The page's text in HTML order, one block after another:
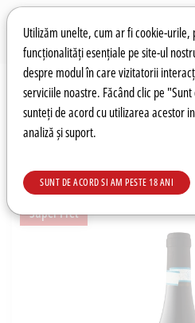
Preferințe pentru
Utilizăm unelte, cum ar fi cookie-
funcționalități esențiale pe site-ul
despre modul în care vizitatorii
serviciile noastre. Făcând clic pe
sunteți de acord cu utilizarea acestor
analiză și suport.
SUNT DE ACORD SI AM PESTE 18 ANI
Wishlist
Super Pret